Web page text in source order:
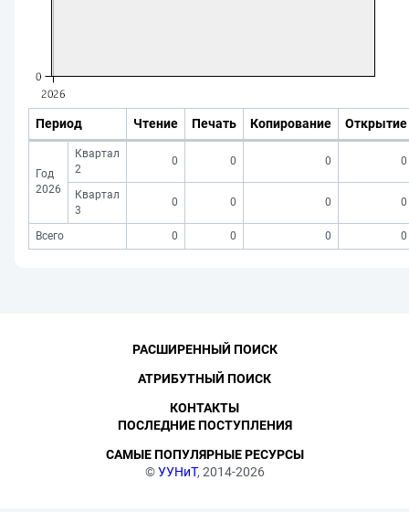
Период Чтение Печать Копирование Открытие
Год
2026
Квартал
2
0 0 0 0
Квартал
3
0 0 0 0
Всего 0 0 0 0
©УУНиТ, 2014-2026
РАСШИРЕННЫЙ ПОИСК
АТРИБУТНЫЙ ПОИСК
КОНТАКТЫ
ПОСЛЕДНИЕ ПОСТУПЛЕНИЯ
САМЫЕ ПОПУЛЯРНЫЕ РЕСУРСЫ